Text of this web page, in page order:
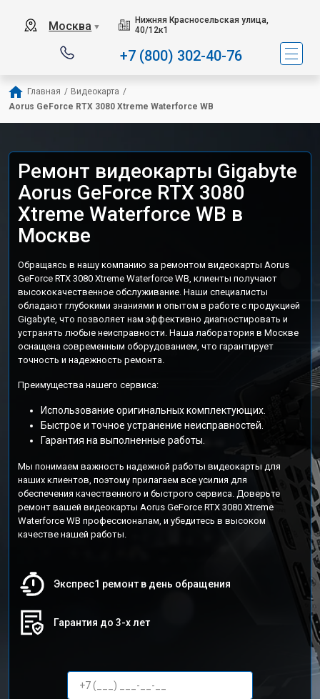
Москва ▼
Нижняя Красносельская улица,
40/12к1
+7 (800) 302-40-76
Главная / Видеокарта /
Aorus GeForce RTX 3080 Xtreme Waterforce WB
Ремонт видеокарты Gigabyte
Aorus GeForce RTX 3080
Xtreme Waterforce WB в
Москве
Обращаясь в нашу компанию за ремонтом видеокарты Aorus
GeForce RTX 3080 Xtreme Waterforce WB, клиенты получают
высококачественное обслуживание. Наши специалисты
обладают глубокими знаниями и опытом в работе с продукцией
Gigabyte, что позволяет нам эффективно диагностировать и
устранять любые неисправности. Наша лаборатория в Москве
оснащена современным оборудованием, что гарантирует
точность и надежность ремонта.
Преимущества нашего сервиса:
Использование оригинальных комплектующих.
Быстрое и точное устранение неисправностей.
Гарантия на выполненные работы.
Мы понимаем важность надежной работы видеокарты для
наших клиентов, поэтому прилагаем все усилия для
обеспечения качественного и быстрого сервиса. Доверьте
ремонт вашей видеокарты Aorus GeForce RTX 3080 Xtreme
Waterforce WB профессионалам, и убедитесь в высоком
качестве нашей работы.
Экспрес1 ремонт в день обращения
Гарантия до 3-х лет